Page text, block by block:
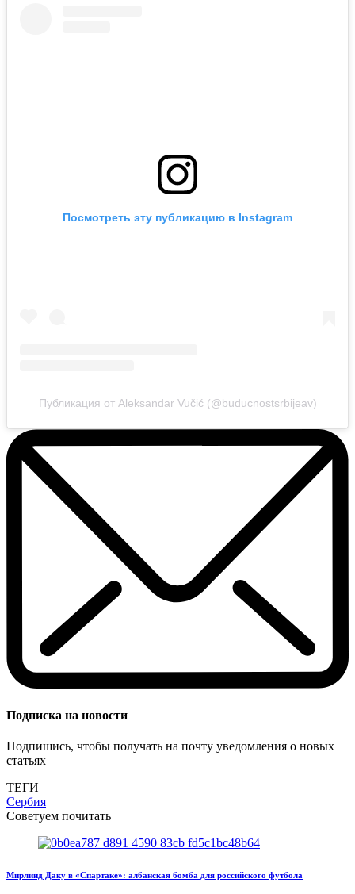
Посмотреть эту публикацию в Instagram
Публикация от Aleksandar Vučić (@buducnostsrbijeav)
Подписка на новости
Подпишись, чтобы получать на почту уведомления о новых
статьях
ТЕГИ
Сербия
Советуем почитать
Мирлинд Даку в «Спартаке»: албанская бомба для российского футбола